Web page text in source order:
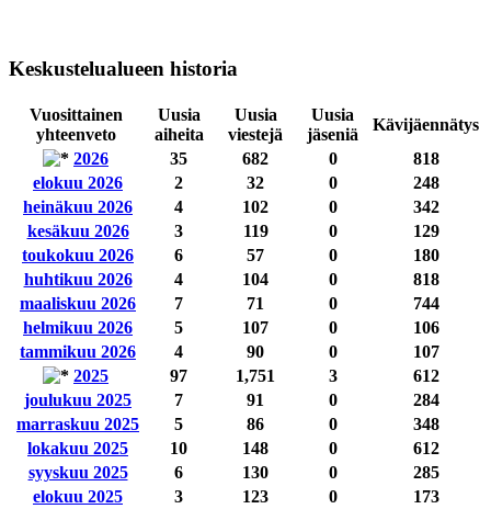
Keskustelualueen historia
Vuosittainen
yhteenveto
Uusia
aiheita
Uusia
viestejä
Uusia
jäseniä
Kävijäennätys
2026
35 682 0
818
elokuu 2026
2 32 0
248
heinäkuu 2026
4 102 0
342
kesäkuu 2026
3 119 0
129
toukokuu 2026
6 57 0
180
huhtikuu 2026
4 104 0
818
maaliskuu 2026
7 71 0
744
helmikuu 2026
5 107 0
106
tammikuu 2026
4 90 0
107
2025
97 1,751 3
612
joulukuu 2025
7 91 0
284
marraskuu 2025
5 86 0
348
lokakuu 2025
10 148 0
612
syyskuu 2025
6 130 0
285
elokuu 2025
3 123 0
173